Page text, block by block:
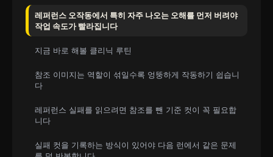
레퍼런스 오작동에서 특히 자주 나오는 오해를 먼저 버려야
작업 속도가 빨라집니다
지금 바로 해볼 클리닉 루틴
참조 이미지는 역할이 섞일수록 엉뚱하게 작동하기 쉽습니
다
레퍼런스 실패를 읽으려면 참조를 뺀 기준 컷이 꼭 필요합
니다
실패 컷을 기록하는 방식이 있어야 다음 런에서 같은 문제